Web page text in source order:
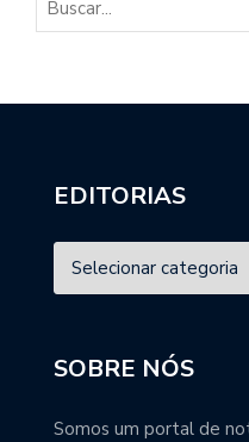
EDITORIAS
SOBRE NÓS
Somos um portal de